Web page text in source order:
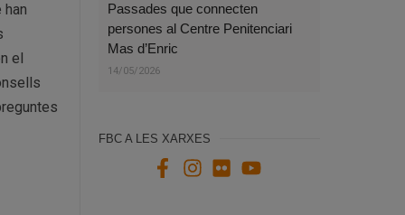
el
Passades que connecten
persones al Centre Penitenciari
Mas d’Enric
14/05/2026
FBC A LES XARXES